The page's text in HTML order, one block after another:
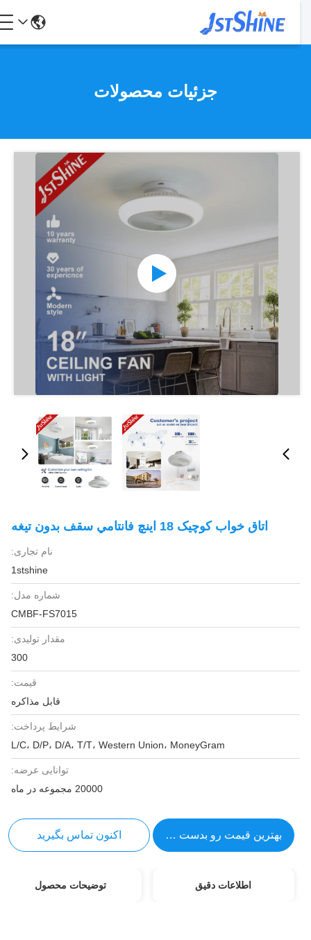
جزئیات محصولات
اتاق خواب کوچيک 18 اينچ فانتامي سقف بدون تیغه
نام تجاری:
1stshine
شماره مدل:
CMBF-FS7015
مقدار تولیدی:
300
قیمت:
قابل مذاکره
شرایط پرداخت:
L/C، D/P، D/A، T/T، Western Union، MoneyGram
توانایی عرضه:
20000 مجموعه در ماه
بهترین قیمت رو بدست بیار اکنون تماس بگیرید
اطلاعات دقیق توضیحات محصول